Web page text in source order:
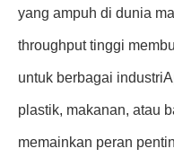
yang ampuh di dunia
throughput tinggi
untuk berbagai
plastik, makanan, atau
memainkan peran